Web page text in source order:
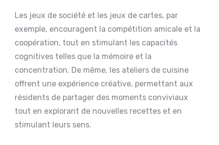
Les jeux de société et les jeux de cartes, par
exemple, encouragent la compétition amicale et la
coopération, tout en stimulant les capacités
cognitives telles que la mémoire et la
concentration. De même, les ateliers de cuisine
offrent une expérience créative, permettant aux
résidents de partager des moments conviviaux
tout en explorant de nouvelles recettes et en
stimulant leurs sens.